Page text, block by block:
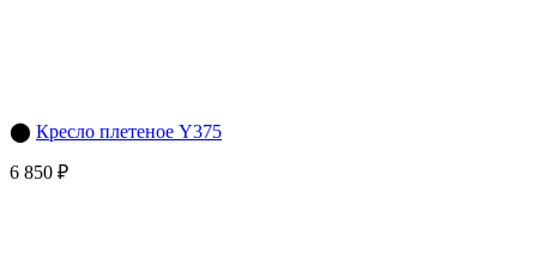
⬤ Кресло плетеное Y375
6 850 ₽